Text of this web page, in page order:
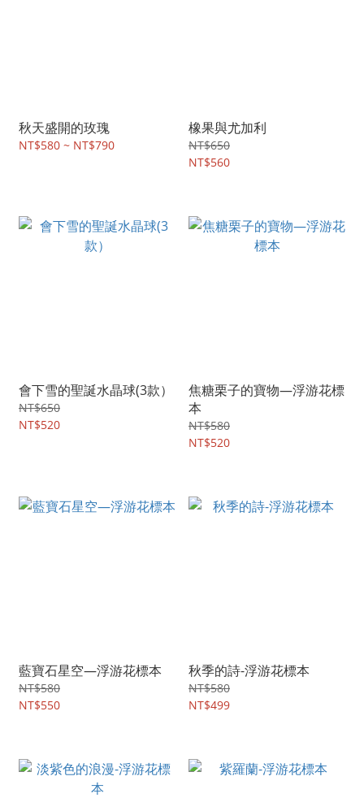
秋天盛開的玫瑰
NT$580 ~ NT$790
橡果與尤加利
NT$650
NT$560
會下雪的聖誕水晶球(3款）
NT$650
NT$520
焦糖栗子的寶物—浮游花標
本
NT$580
NT$520
藍寶石星空—浮游花標本
NT$580
NT$550
秋季的詩-浮游花標本
NT$580
NT$499